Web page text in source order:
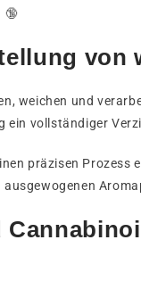
🔞
von
weichen und
ein vollständiger
präzisen